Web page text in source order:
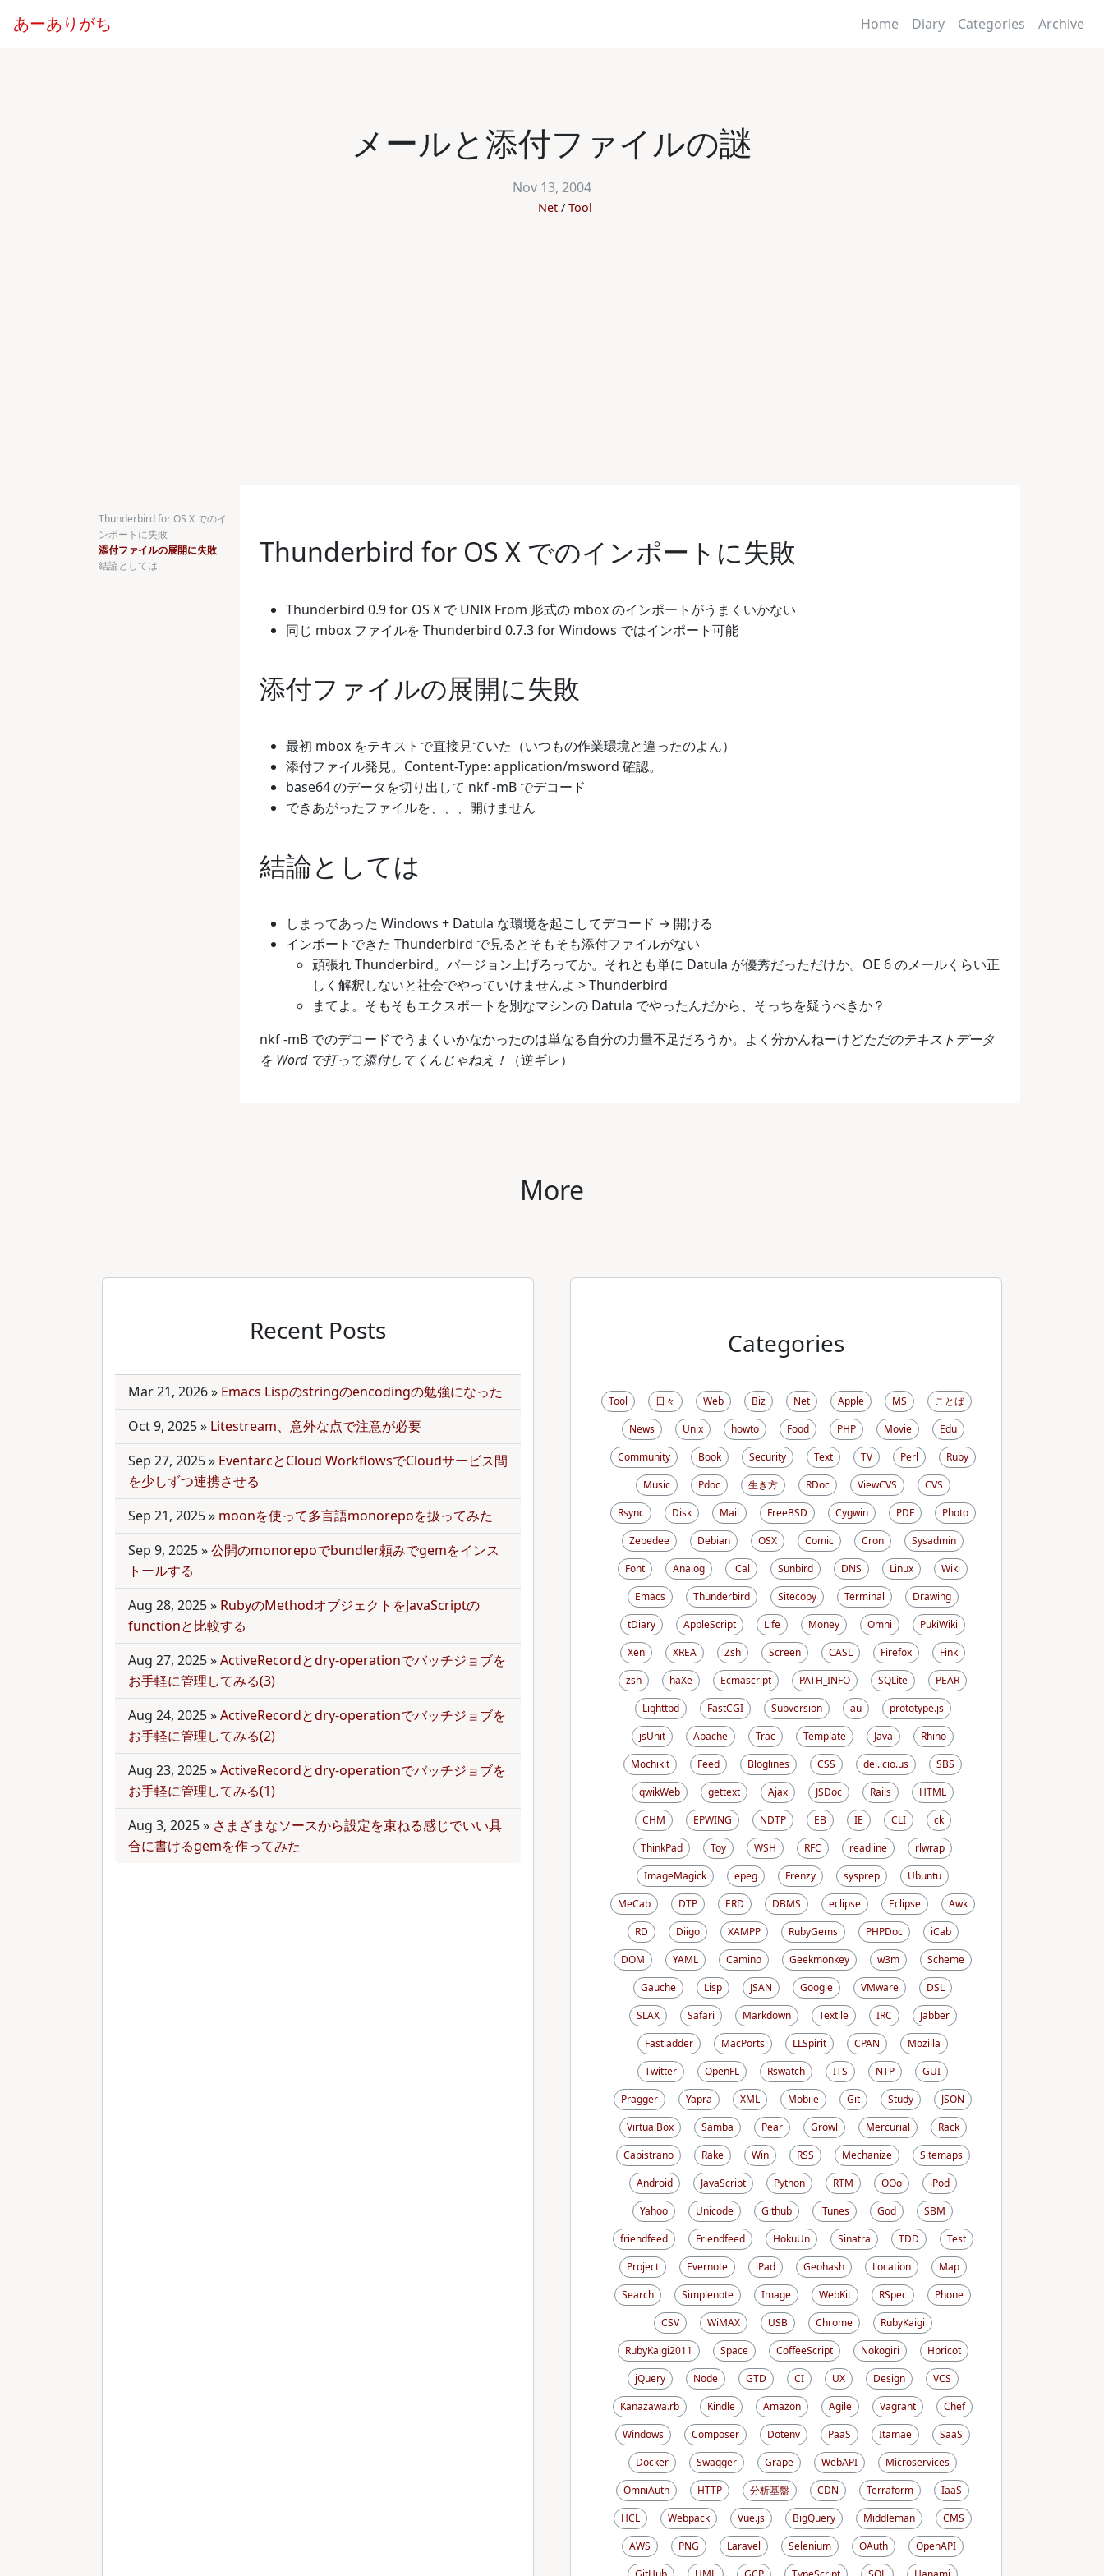
あーありがち Home Diary Categories Archive
メールと添付ファイルの謎
Nov 13, 2004
Net Tool
Thunderbird for OS X でのイ
ンポートに失敗
添付ファイルの展開に失敗
結論としては
Thunderbird for OS X でのインポートに失敗
Thunderbird 0.9 for OS X で UNIX From 形式の mbox のインポートがうまくいかない
同じ mbox ファイルを Thunderbird 0.7.3 for Windows ではインポート可能
添付ファイルの展開に失敗
最初 mbox をテキストで直接見ていた（いつもの作業環境と違ったのよん）
添付ファイル発見。Content-Type: application/msword 確認。
base64 のデータを切り出して nkf -mB でデコード
できあがったファイルを、、、開けません
結論としては
しまってあった Windows + Datula な環境を起こしてデコード → 開ける
インポートできた Thunderbird で見るとそもそも添付ファイルがない
頑張れ Thunderbird。バージョン上げろってか。それとも単に Datula が優秀だっただけか。OE 6 のメールくらい正
しく解釈しないと社会でやっていけませんよ > Thunderbird
まてよ。そもそもエクスポートを別なマシンの Datula でやったんだから、そっちを疑うべきか？
nkf -mB でのデコードでうまくいかなかったのは単なる自分の力量不足だろうか。よく分かんねーけどただのテキストデータ
を Word で打って添付してくんじゃねえ！
（逆ギレ）
More
Recent Posts
Mar 21, 2026» Emacs Lispのstringのencodingの勉強になった
Oct 9, 2025» Litestream、意外な点で注意が必要
Sep 27, 2025» EventarcとCloud WorkflowsでCloudサービス間
を少しずつ連携させる
Sep 21, 2025» moonを使って多言語monorepoを扱ってみた
Sep 9, 2025»公開のmonorepoでbundler頼みでgemをインス
トールする
Aug 28, 2025» RubyのMethodオブジェクトをJavaScriptの
functionと比較する
Aug 27, 2025»ActiveRecordとdry-operationでバッチジョブを
お手軽に管理してみる(3)
Aug 24, 2025»ActiveRecordとdry-operationでバッチジョブを
お手軽に管理してみる(2)
Aug 23, 2025»ActiveRecordとdry-operationでバッチジョブを
お手軽に管理してみる(1)
Aug 3, 2025» さまざまなソースから設定を束ねる感じでいい具
合に書けるgemを作ってみた
Categories
Tool 日々 Web Biz Net Apple MS
ことば
News
Unix howto Food PHP Movie
Edu
Community
Book Security Text TV Perl
Ruby
Music
Pdoc 生き方 RDoc ViewCVS
CVS
Rsync
Disk Mail FreeBSD Cygwin PDF
Photo
Zebedee
Debian OSX Comic Cron
Sysadmin
Font
Analog iCal Sunbird DNS Linux
Wiki
Emacs
Thunderbird Sitecopy Terminal
Drawing
tDiary
AppleScript Life Money Omni
PukiWiki
Xen
XREA Zsh Screen CASL Firefox
Fink
zsh
haXe Ecmascript PATH_INFO SQLite
PEAR
Lighttpd
FastCGI Subversion au
prototype.js
jsUnit
Apache Trac Template Java
Rhino
Mochikit
Feed Bloglines CSS del.icio.us
SBS
qwikWeb
gettext Ajax JSDoc Rails
HTML
CHM
EPWING NDTP EB IE CLI
ck
ThinkPad
Toy WSH RFC readline
rlwrap
ImageMagick
epeg Frenzy sysprep
Ubuntu
MeCab
DTP ERD DBMS eclipse Eclipse
Awk
RD
Diigo XAMPP RubyGems PHPDoc
iCab
DOM
YAML Camino Geekmonkey w3m
Scheme
Gauche
Lisp JSAN Google VMware
DSL
SLAX
Safari Markdown Textile IRC
Jabber
Fastladder
MacPorts LLSpirit CPAN
Mozilla
Twitter
OpenFL Rswatch ITS NTP
GUI
Pragger
Yapra XML Mobile Git Study
JSON
VirtualBox
Samba Pear Growl Mercurial
Rack
Capistrano
Rake Win RSS Mechanize
Sitemaps
Android
JavaScript Python RTM OOo
iPod
Yahoo
Unicode Github iTunes God
SBM
friendfeed
Friendfeed HokuUn Sinatra TDD
Test
Project
Evernote iPad Geohash Location
Map
Search
Simplenote Image WebKit RSpec
Phone
CSV
WiMAX USB Chrome
RubyKaigi
RubyKaigi2011
Space CoffeeScript Nokogiri
Hpricot
jQuery
Node GTD CI UX Design
VCS
Kanazawa.rb
Kindle Amazon Agile Vagrant
Chef
Windows
Composer Dotenv PaaS Itamae
SaaS
Docker
Swagger Grape WebAPI
Microservices
OmniAuth
HTTP 分析基盤 CDN Terraform
IaaS
HCL
Webpack Vue.js BigQuery Middleman
CMS
AWS
PNG Laravel Selenium OAuth
OpenAPI